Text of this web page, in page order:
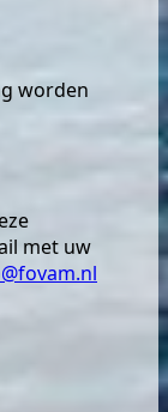
worden
met uw